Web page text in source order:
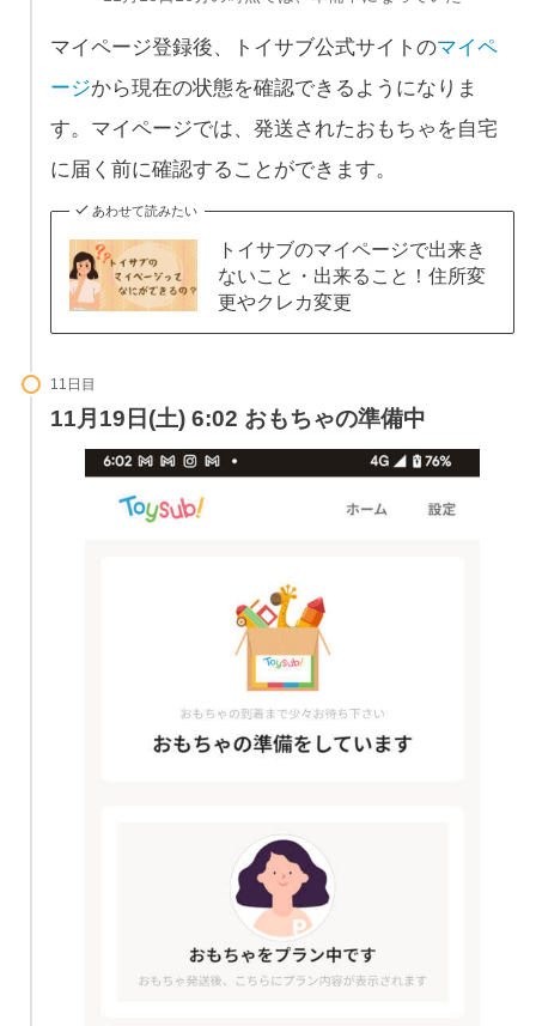
マイページ登録後、トイサブ公式サイトのマイペ
ージから現在の状態を確認できるようになりま
す。マイページでは、発送されたおもちゃを自宅
に届く前に確認することができます。
あわせて読みたい
トイサブのマイページで出来き
ないこと・出来ること！住所変
更やクレカ変更
11日目
11月19日(土) 6:02 おもちゃの準備中